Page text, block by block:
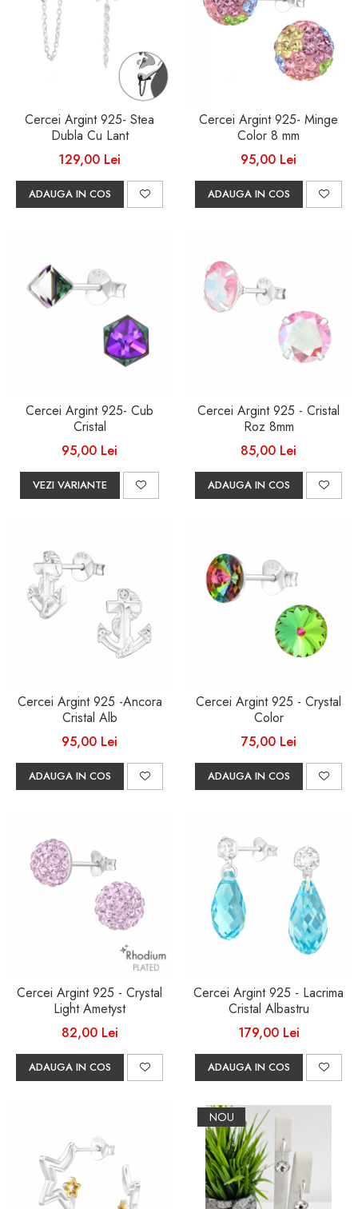
Cercei Argint 925- Stea
Dubla Cu Lant
129,00 Lei
ADAUGA IN COS
Cercei Argint 925- Minge
Color 8 mm
95,00 Lei
ADAUGA IN COS
Cercei Argint 925- Cub
Cristal
95,00 Lei
VEZI VARIANTE
Cercei Argint 925 - Cristal
Roz 8mm
85,00 Lei
ADAUGA IN COS
Cercei Argint 925 -Ancora
Cristal Alb
95,00 Lei
ADAUGA IN COS
Cercei Argint 925 - Crystal
Color
75,00 Lei
ADAUGA IN COS
Cercei Argint 925 - Crystal
Light Ametyst
82,00 Lei
ADAUGA IN COS
Cercei Argint 925 - Lacrima
Cristal Albastru
179,00 Lei
ADAUGA IN COS
NOU